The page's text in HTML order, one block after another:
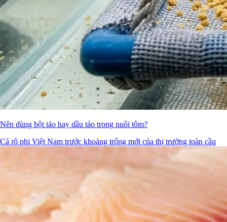
Nên dùng bột tảo hay dầu tảo trong nuôi tôm?
Cá rô phi Việt Nam trước khoảng trống mới của thị trường toàn cầu